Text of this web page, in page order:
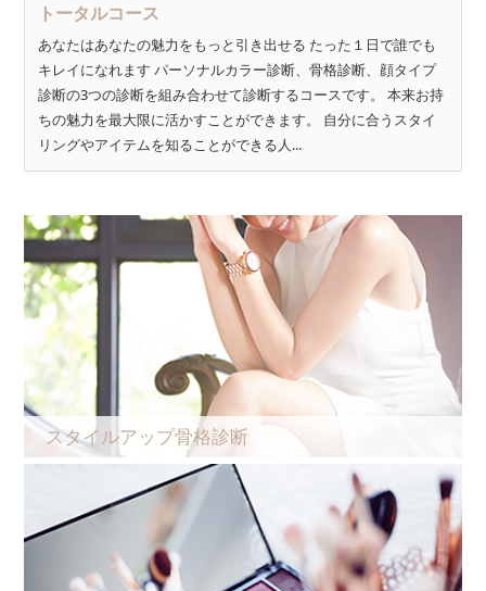
トータルコース
あなたはあなたの魅力をもっと引き出せる たった１日で誰でも
キレイになれます パーソナルカラー診断、骨格診断、顔タイプ
診断の3つの診断を組み合わせて診断するコースです。 本来お持
ちの魅力を最大限に活かすことができます。 自分に合うスタイ
リングやアイテムを知ることができる人...
スタイルアップ骨格診断